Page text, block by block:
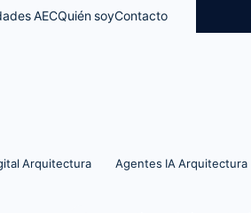
AECQuién soyContacto
Arquitectura Agentes IA Arquitectura